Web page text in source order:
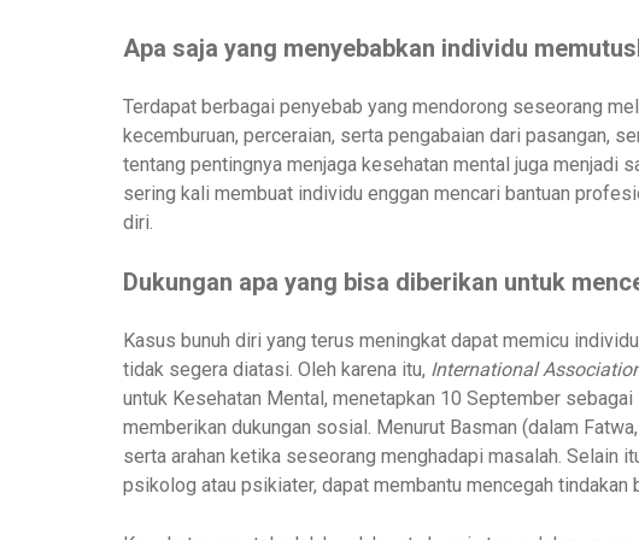
Apa saja yang menyebabkan individu
Terdapat berbagai penyebab yang mendorong seseorang
kecemburuan, perceraian, serta pengabaian dari pasangan,
tentang pentingnya menjaga kesehatan mental juga menjadi
sering kali membuat individu enggan mencari bantuan
diri.
Dukungan apa yang bisa diberikan untuk
Kasus bunuh diri yang terus meningkat dapat memicu
tidak segera diatasi. Oleh karena itu, International
untuk Kesehatan Mental, menetapkan 10 September
memberikan dukungan sosial. Menurut Basman (dalam
serta arahan ketika seseorang menghadapi masalah. Selain
psikolog atau psikiater, dapat membantu mencegah tindakan